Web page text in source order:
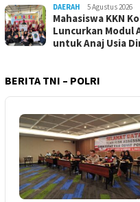
DAERAH 5 Agustus 2026
Mahasiswa KKN
Luncurkan Modul
untuk Anaj Usia
BERITA TNI – POLRI